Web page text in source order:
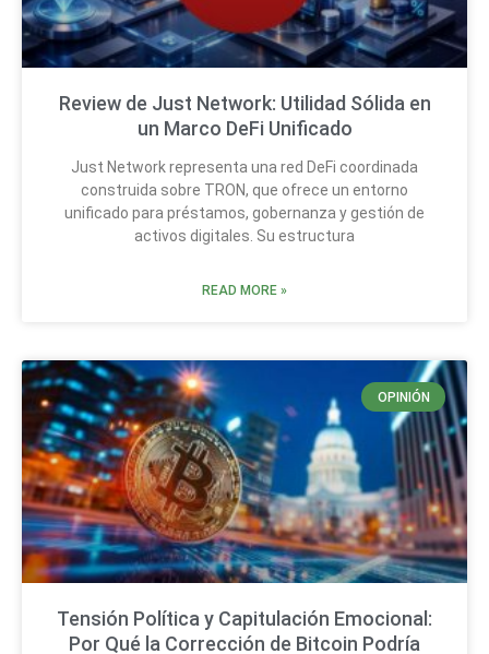
Review de Just Network: Utilidad Sólida en
un Marco DeFi Unificado
Just Network representa una red DeFi coordinada
construida sobre TRON, que ofrece un entorno
unificado para préstamos, gobernanza y gestión de
activos digitales. Su estructura
READ MORE »
OPINIÓN
Tensión Política y Capitulación Emocional:
Por Qué la Corrección de Bitcoin Podría